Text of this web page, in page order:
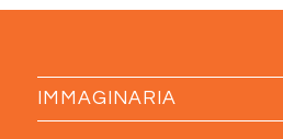
IMMAGINARIA